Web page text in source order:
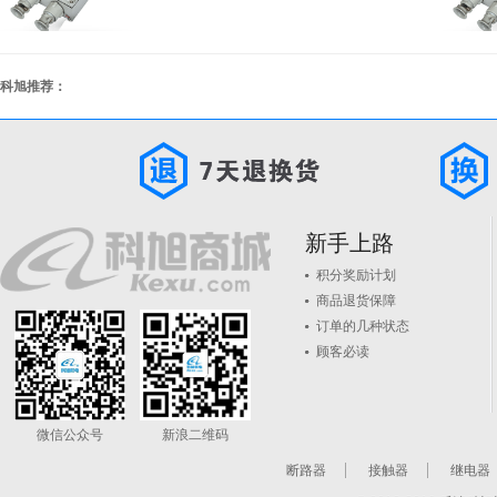
科旭推荐：
微信公众号 新浪二维码
新手上路
积分奖励计划
商品退货保障
订单的几种状态
顾客必读
断路器 接触器 继电器